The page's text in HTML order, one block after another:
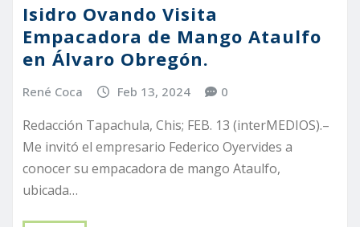
Isidro Ovando Visita
Empacadora de Mango Ataulfo
en Álvaro Obregón.
René Coca Feb 13, 2024 0
Redacción Tapachula, Chis; FEB. 13 (interMEDIOS).–
Me invitó el empresario Federico Oyervides a
conocer su empacadora de mango Ataulfo,
ubicada…